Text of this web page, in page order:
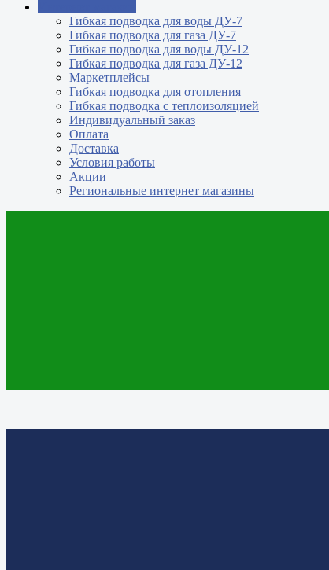
Гибкая подводка для воды ДУ-7
Гибкая подводка для газа ДУ-7
Гибкая подводка для воды ДУ-12
Гибкая подводка для газа ДУ-12
Маркетплейсы
Гибкая подводка для отопления
Гибкая подводка с теплоизоляцией
Индивидуальный заказ
Оплата
Доставка
Условия работы
Акции
Региональные интернет магазины